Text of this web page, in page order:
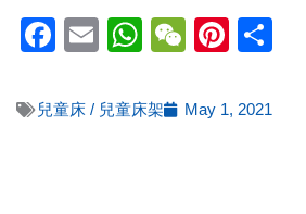
Facebook
EmailWhatsApp
WeChat
兒童床 / 兒童床架 May 1, 2021